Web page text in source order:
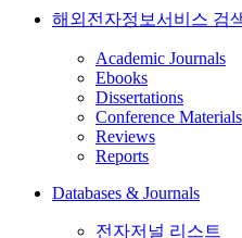
해외전자정보서비스 검
Academic Journals
Ebooks
Dissertations
Conference Materials
Reviews
Reports
Databases & Journals
전자저널 리스트